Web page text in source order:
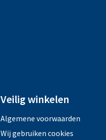
Veilig winkelen
Algemene voorwaarden
Wij gebruiken cookies